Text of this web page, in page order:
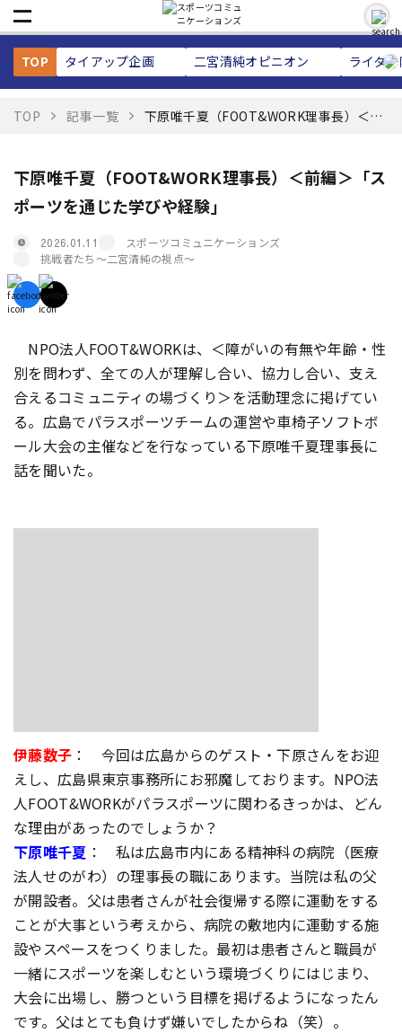
TOP タイアップ企画 二宮清純オピニオン ライタ
TOP 記事一覧 下原唯千夏（FOOT&WORK理事長）＜前
下原唯千夏（FOOT&WORK理事長）＜前編＞「ス
ポーツを通じた学びや経験」
2026.01.11
スポーツコミュニケーションズ
挑戦者たち〜二宮清純の視点〜
NPO法人FOOT&WORKは、＜障がいの有無や年齢・性
別を問わず、全ての人が理解し合い、協力し合い、支え
合えるコミュニティの場づくり＞を活動理念に掲げてい
る。広島でパラスポーツチームの運営や車椅子ソフトボ
ール大会の主催などを行なっている下原唯千夏理事長に
話を聞いた。
伊藤数子 ： 今回は広島からのゲスト・下原さんをお迎
えし、広島県東京事務所にお邪魔しております。NPO法
人FOOT&WORKがパラスポーツに関わるきっかは、どん
な理由があったのでしょうか？
下原唯千夏 ： 私は広島市内にある精神科の病院（医療
法人せのがわ）の理事長の職にあります。当院は私の父
が開設者。父は患者さんが社会復帰する際に運動をする
ことが大事という考えから、病院の敷地内に運動する施
設やスペースをつくりました。最初は患者さんと職員が
一緒にスポーツを楽しむという環境づくりにはじまり、
大会に出場し、勝つという目標を掲げるようになったん
です。父はとても負けず嫌いでしたからね（笑）。